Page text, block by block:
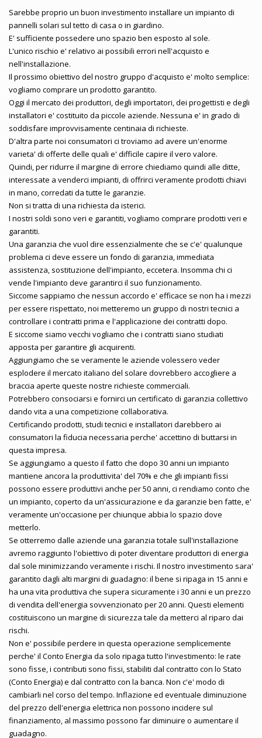
Sarebbe proprio un buon investimento installare un impianto di
pannelli solari sul tetto di casa o in giardino.
E' sufficiente possedere uno spazio ben esposto al sole.
L'unico rischio e' relativo ai possibili errori nell'acquisto e
nell'installazione.
Il prossimo obiettivo del nostro gruppo d'acquisto e' molto semplice:
vogliamo comprare un prodotto garantito.
Oggi il mercato dei produttori, degli importatori, dei progettisti e degli
installatori e' costituito da piccole aziende. Nessuna e' in grado di
soddisfare improvvisamente centinaia di richieste.
D'altra parte noi consumatori ci troviamo ad avere un'enorme
varieta' di offerte delle quali e' difficile capire il vero valore.
Quindi, per ridurre il margine di errore chiediamo quindi alle ditte,
interessate a venderci impianti, di offrirci veramente prodotti chiavi
in mano, corredati da tutte le garanzie.
Non si tratta di una richiesta da isterici.
I nostri soldi sono veri e garantiti, vogliamo comprare prodotti veri e
garantiti.
Una garanzia che vuol dire essenzialmente che se c'e' qualunque
problema ci deve essere un fondo di garanzia, immediata
assistenza, sostituzione dell'impianto, eccetera. Insomma chi ci
vende l'impianto deve garantirci il suo funzionamento.
Siccome sappiamo che nessun accordo e' efficace se non ha i mezzi
per essere rispettato, noi metteremo un gruppo di nostri tecnici a
controllare i contratti prima e l'applicazione dei contratti dopo.
E siccome siamo vecchi vogliamo che i contratti siano studiati
apposta per garantire gli acquirenti.
Aggiungiamo che se veramente le aziende volessero veder
esplodere il mercato italiano del solare dovrebbero accogliere a
braccia aperte queste nostre richieste commerciali.
Potrebbero consociarsi e fornirci un certificato di garanzia collettivo
dando vita a una competizione collaborativa.
Certificando prodotti, studi tecnici e installatori darebbero ai
consumatori la fiducia necessaria perche' accettino di buttarsi in
questa impresa.
Se aggiungiamo a questo il fatto che dopo 30 anni un impianto
mantiene ancora la produttivita' del 70% e che gli impianti fissi
possono essere produttivi anche per 50 anni, ci rendiamo conto che
un impianto, coperto da un'assicurazione e da garanzie ben fatte, e'
veramente un'occasione per chiunque abbia lo spazio dove
metterlo.
Se otterremo dalle aziende una garanzia totale sull'installazione
avremo raggiunto l'obiettivo di poter diventare produttori di energia
dal sole minimizzando veramente i rischi. Il nostro investimento sara'
garantito dagli alti margini di guadagno: il bene si ripaga in 15 anni e
ha una vita produttiva che supera sicuramente i 30 anni e un prezzo
di vendita dell'energia sovvenzionato per 20 anni. Questi elementi
costituiscono un margine di sicurezza tale da metterci al riparo dai
rischi.
Non e' possibile perdere in questa operazione semplicemente
perche' il Conto Energia da solo ripaga tutto l'investimento: le rate
sono fisse, i contributi sono fissi, stabiliti dal contratto con lo Stato
(Conto Energia) e dal contratto con la banca. Non c'e' modo di
cambiarli nel corso del tempo. Inflazione ed eventuale diminuzione
del prezzo dell'energia elettrica non possono incidere sul
finanziamento, al massimo possono far diminuire o aumentare il
guadagno.